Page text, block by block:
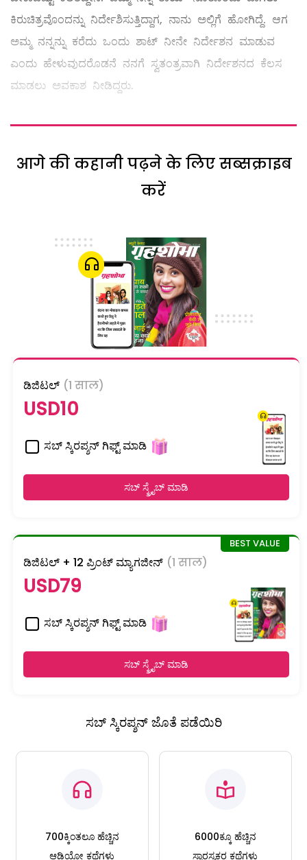
ಕಿರುಚಿತ್ರವೊಂದನ್ನು ನಿರ್ದೇಶಿಸುತ್ತಿದ್ದಾಗ, ನಾನು ಅಲ್ಲಿಗೆ ಹೋಗಿದ್ದೆ. ಆಗ
ಅಮ್ಮ ನನ್ನನ್ನು ಕರೆದು ಒಂದು ಶಾಟ್‌ ನೀನೇ ನಿರ್ದೇಶನ ಮಾಡುವ
ಎಂದು ಹೇಳುವುದರೊಡನೆ ನನಗೆ ಸ್ವತಂತ್ರವಾಗಿ ನಿರ್ದೇಶನದ ಕೆಲಸ
ಮಾಡಲು ಅವಕಾಶ ನೀಡಿದ್ದರು.
आगे की कहानी पढ़ने के लिए सब्सक्राइब
करें
ಡಿಜಿಟಲ್ (1 साल)
USD10
ಸಬ್ ಸ್ಕಿರಪ್ಶನ್ ಗಿಫ್ಟ್ ಮಾಡಿ
ಸಬ್ ಸ್ಕ್ರೈಬ್ ಮಾಡಿ
ಡಿಜಿಟಲ್ + 12 ಪ್ರಿಂಟ್ ಮ್ಯಾಗಜೀನ್ (1 साल)
USD79
ಸಬ್ ಸ್ಕಿರಪ್ಶನ್ ಗಿಫ್ಟ್ ಮಾಡಿ
ಸಬ್ ಸ್ಕ್ರೈಬ್ ಮಾಡಿ
ಸಬ್ ಸ್ಕಿರಪ್ಶನ್ ಜೊತೆ ಪಡೆಯಿರಿ
700ಕ್ಕಿಂತಲೂ ಹೆಚ್ಚಿನ
ಆಡಿಯೋ ಕಥೆಗಳು
6000ಕ್ಕೂ ಹೆಚ್ಚಿನ
ಸ್ವಾರಸ್ಯಕರ ಕಥೆಗಳು